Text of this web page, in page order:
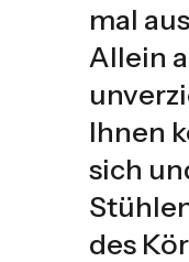
mal
Allein
Ihnen
sich
des